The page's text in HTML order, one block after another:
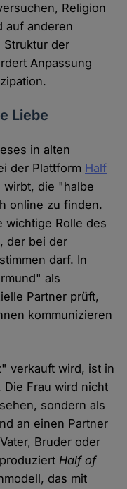
Religion
auf anderen
Struktur der
Anpassung
Liebe
in alten
der Plattform Half
wirbt, die "halbe
online zu finden.
wichtige Rolle des
der bei der
darf. In
als
Partner prüft,
kommunizieren
verkauft wird, ist in
Die Frau wird nicht
sondern als
an einen Partner
Bruder oder
Half of
das mit